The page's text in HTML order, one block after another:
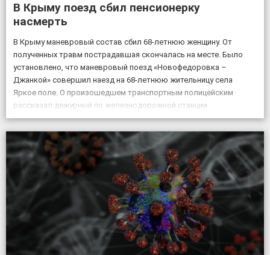
В Крыму поезд сбил пенсионерку
насмерть
В Крыму маневровый состав сбил 68-летнюю женщину. От
полученных травм пострадавшая скончалась на месте. Было
установлено, что маневровый поезд «Новофедоровка –
Джанкой» совершил наезд на 68-летнюю жительницу села
Яркое поле. О произошедшем транспортным полицейским
рассказал дежурный по железнодорожной станции
«Кировская». «Женщина переходила через железнодорожные
пути в установленном для этого месте, но на сигналы,
подаваемые машинистом, […]